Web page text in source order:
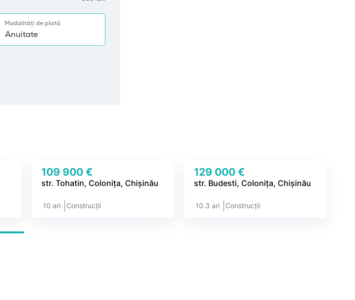
109 900 €
str. Tohatin, Colonița, Chișinău
10 ari Construcții
129 000 €
str. Budesti, Colonița, Chișinău
10.3 ari Construcții